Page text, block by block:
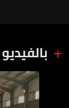
بالفيديو